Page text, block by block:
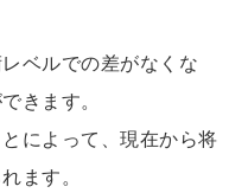
ベルでの差がなくな
きます。
によって、現在から将
ます。